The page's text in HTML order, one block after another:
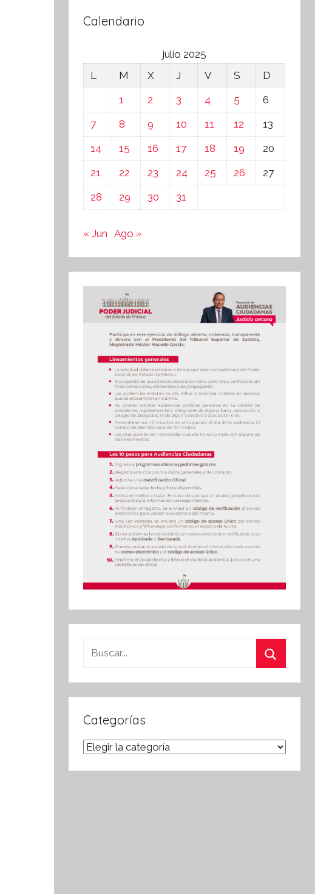
Calendario
julio 2025
L
M X J V S
D
1
2 3 4 5
6
7
8 9 10 11 12
13
14
15 16 17 18 19
20
21
22 23 24 25 26
27
28
29 30 31
« Jun Ago »
Buscar:
Categorías
Categorías